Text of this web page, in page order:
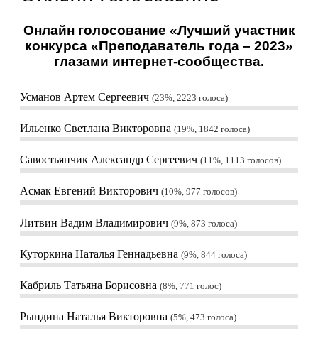
Онлайн голосование «Лучший участник
конкурса «Преподаватель года – 2023»
глазами интернет-сообщества.
Усманов Артем Сергеевич 23%, 2223 голоса
Ильенко Светлана Викторовна 19%, 1842 голоса
Савостьянчик Александр Сергеевич 11%, 1113 голосов
Асмак Евгений Викторович 10%, 977 голосов
Литвин Вадим Владимирович 9%, 873 голоса
Куторкина Наталья Геннадьевна 9%, 844 голоса
Кабриль Татьяна Борисовна 8%, 771 голос
Рындина Наталья Викторовна 5%, 473 голоса